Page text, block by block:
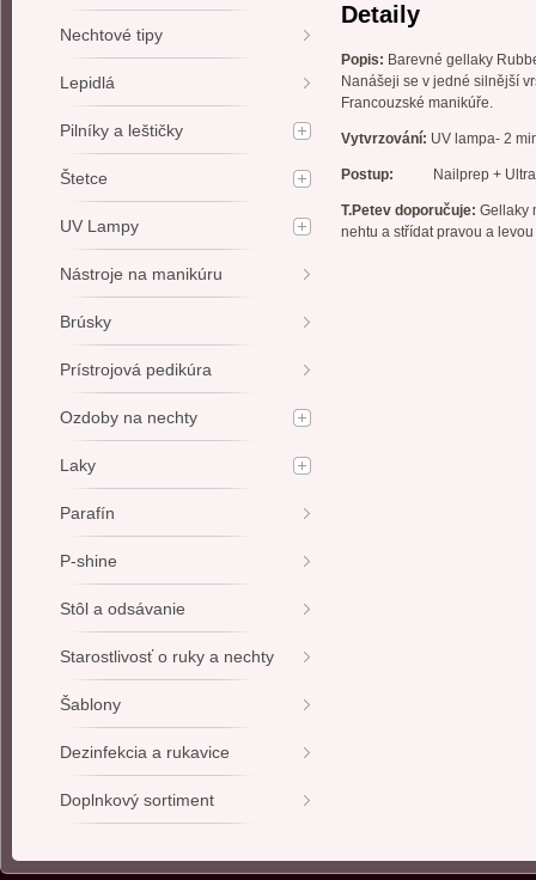
Detaily
Popis: Barevné gellaky
Nanášeji se v jedné silnější
Francouzské manikúře.
Vytvrzování: UV lampa- 2
Postup: Nailprep +
T.Petev doporučuje: Gellaky
nehtu a střídat pravou a
Nechtové tipy
Lepidlá
Pilníky a leštičky
Štetce
UV Lampy
Nástroje na manikúru
Brúsky
Prístrojová pedikúra
Ozdoby na nechty
Laky
Parafín
P-shine
Stôl a odsávanie
Starostlivosť o ruky a nechty
Šablony
Dezinfekcia a rukavice
Doplnkový sortiment